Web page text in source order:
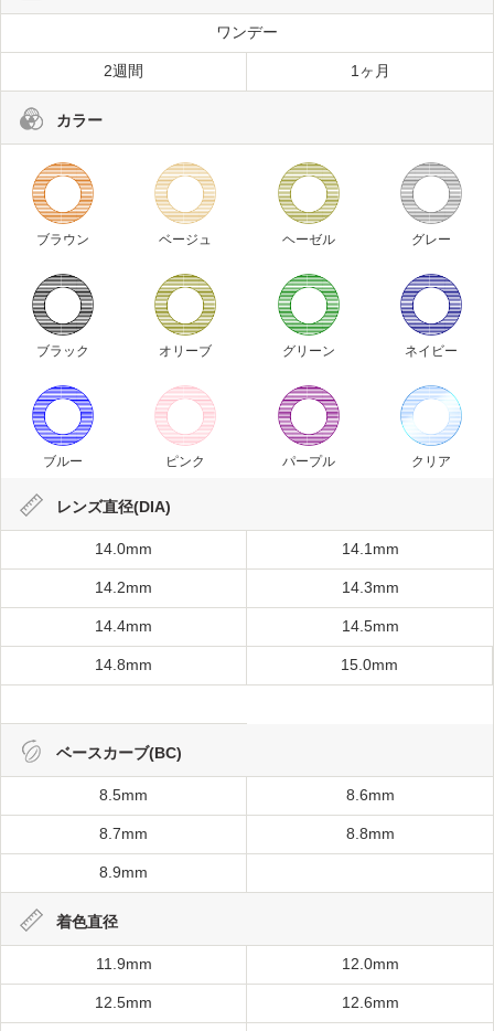
ワンデー
2週間 1ヶ月
カラー
ブラウン ベージュ ヘーゼル グレー
ブラック オリーブ グリーン ネイビー
ブルー ピンク パープル クリア
レンズ直径(DIA)
14.0mm 14.1mm
14.2mm 14.3mm
14.4mm 14.5mm
14.8mm 15.0mm
ベースカーブ(BC)
8.5mm 8.6mm
8.7mm 8.8mm
8.9mm
着色直径
11.9mm 12.0mm
12.5mm 12.6mm